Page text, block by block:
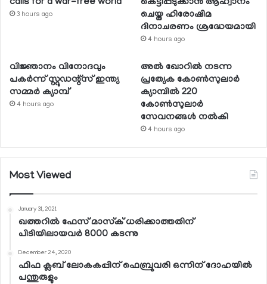
3 hours ago
ചെയ്ത ഹിരോഷിമ
ദിനാചരണം ശ്രദ്ധേയമായി
4 hours ago
വിജ്ഞാനം വിനോദവും
പകര്‍ന്ന് സ്റ്റുഡന്റ്‌സ് ഇന്ത്യ
സമ്മര്‍ ക്യാമ്പ്
4 hours ago
അല്‍ ഖോറില്‍ നടന്ന
പ്രത്യേക കോണ്‍സുലാര്‍
ക്യാമ്പില്‍ 220
കോണ്‍സുലാര്‍
സേവനങ്ങള്‍ നല്‍കി
4 hours ago
Most Viewed
January 31, 2021
ഖത്തറില്‍ ഫേസ് മാസ്‌ക് ധരിക്കാത്തതിന്
പിടിയിലായവര്‍ 8000 കടന്നു
December 24, 2020
ഫിഫ ക്ലബ് ലോകകപ്പിന് ഫെബ്രുവരി ഒന്നിന് ദോഹയില്‍
പന്തുരുളും